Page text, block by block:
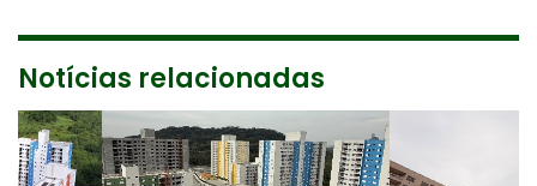
Notícias relacionadas